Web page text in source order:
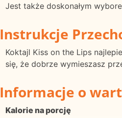
Jest także doskonałym
Instrukcje
Koktajl Kiss on the Lips
się, że dobrze wymieszasz
Informacje o
Kalorie na porcję